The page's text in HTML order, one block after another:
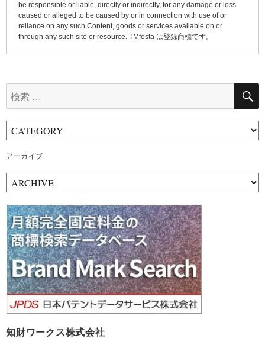
be responsible or liable, directly or indirectly, for any damage or loss
caused or alleged to be caused by or in connection with use of or
reliance on any such Content, goods or services available on or
through any such site or resource. TMfesta は登録商標です。
索:
アーカイブ
ー
カ
イ
ブ
知財ワークス株式会社